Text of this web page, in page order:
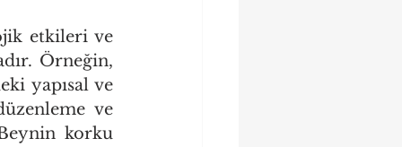
etkileri ve
yapısal ve
ve
korku